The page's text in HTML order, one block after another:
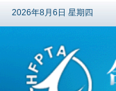
2026年8月6日 星期四